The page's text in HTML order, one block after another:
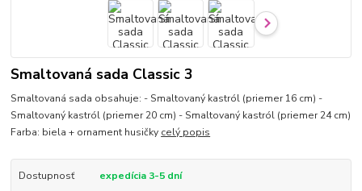
Smaltovaná sada Classic 3
Smaltovaná sada obsahuje: - Smaltovaný kastról (priemer 16 cm) -
Smaltovaný kastról (priemer 20 cm) - Smaltovaný kastról (priemer 24 cm)
Farba: biela + ornament husičky celý popis
Dostupnosť expedícia 3-5 dní